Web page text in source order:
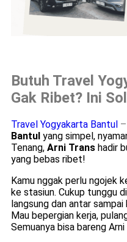
Butuh Travel
Gak Ribet? Ini
Travel Yogyakarta Bantul –
Bantul yang simpel,
Tenang, Arni Trans hadir
yang bebas ribet!
Kamu nggak perlu ngojek
ke stasiun. Cukup tunggu
langsung dan antar
Mau bepergian kerja,
Semuanya bisa bareng